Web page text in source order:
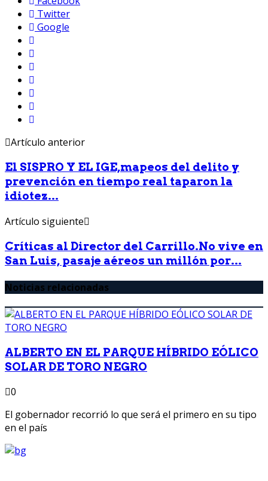
Twitter
Google
Artículo anterior
El SISPRO Y EL IGE,mapeos del delito y
prevención en tiempo real taparon la
idiotez...
Artículo siguiente
Críticas al Director del Carrillo.No vive en
San Luis, pasaje aéreos un millón por...
Noticias relacionadas
ALBERTO EN EL PARQUE HÍBRIDO EÓLICO
SOLAR DE TORO NEGRO
0
El gobernador recorrió lo que será el primero en su tipo
en el país